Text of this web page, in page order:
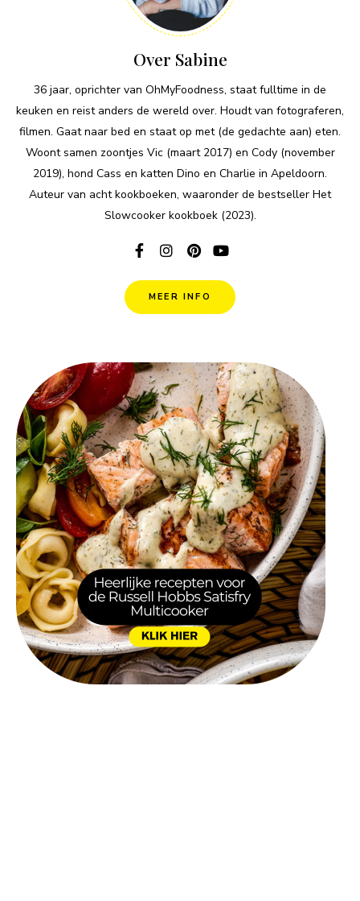
Over Sabine
36 jaar, oprichter van OhMyFoodness, staat fulltime in de
keuken en reist anders de wereld over. Houdt van fotograferen,
filmen. Gaat naar bed en staat op met (de gedachte aan) eten.
Woont samen zoontjes Vic (maart 2017) en Cody (november
2019), hond Cass en katten Dino en Charlie in Apeldoorn.
Auteur van acht kookboeken, waaronder de bestseller Het
Slowcooker kookboek (2023).
MEER INFO